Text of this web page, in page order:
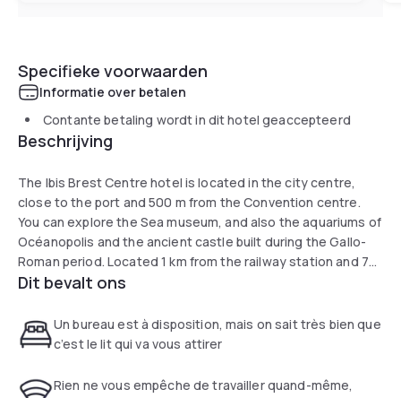
Specifieke voorwaarden
Informatie over betalen
Contante betaling wordt in dit hotel geaccepteerd
Beschrijving
The Ibis Brest Centre hotel is located in the city centre,
close to the port and 500 m from the Convention centre.
You can explore the Sea museum, and also the aquariums of
Océanopolis and the ancient castle built during the Gallo-
Roman period. Located 1 km from the railway station and 7
km from the airport, it proposes 71 refurbished rooms for
wireless Internet connection for guests on a business trip.
Dit bevalt ons
Un bureau est à disposition, mais on sait très bien que
c’est le lit qui va vous attirer
Rien ne vous empêche de travailler quand-même,